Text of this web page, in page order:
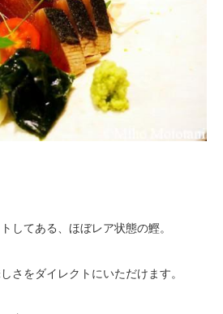
してある、ほぼレア状態の鰹。
さをダイレクトにいただけます。